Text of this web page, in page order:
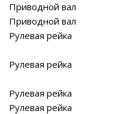
Приводной вал
Приводной вал
Рулевая рейка
Рулевая рейка
Рулевая рейка
Рулевая рейка